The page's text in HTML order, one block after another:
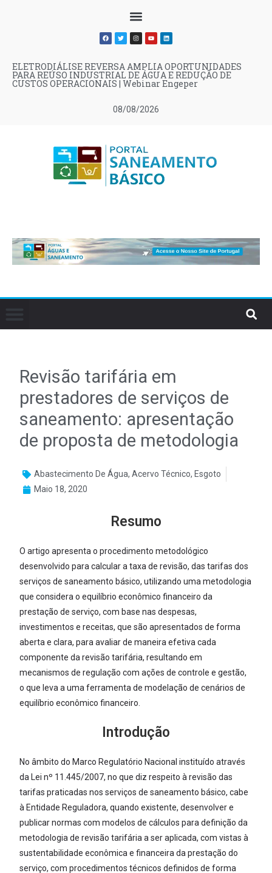
08/08/2026
ELETRODIÁLISE REVERSA AMPLIA OPORTUNIDADES
PARA REÚSO INDUSTRIAL DE ÁGUA E REDUÇÃO DE
CUSTOS OPERACIONAIS | Webinar Engeper
Revisão tarifária em
prestadores de serviços de
saneamento: apresentação
de proposta de metodologia
Abastecimento De Água,Acervo Técnico, Esgoto
Maio 18, 2020
Resumo
O artigo apresenta o procedimento metodológico
desenvolvido para calcular a taxa de revisão, das tarifas dos
serviços de saneamento básico, utilizando uma metodologia
que considera o equilíbrio econômico financeiro da
prestação de serviço, com base nas despesas,
investimentos e receitas, que são apresentados de forma
aberta e clara, para avaliar de maneira efetiva cada
componente da revisão tarifária, resultando em
mecanismos de regulação com ações de controle e gestão,
o que leva a uma ferramenta de modelação de cenários de
equilíbrio econômico financeiro.
Introdução
No âmbito do Marco Regulatório Nacional instituído através
da Lei nº 11.445/2007, no que diz respeito à revisão das
tarifas praticadas nos serviços de saneamento básico, cabe
à Entidade Reguladora, quando existente, desenvolver e
publicar normas com modelos de cálculos para definição da
metodologia de revisão tarifária a ser aplicada, com vistas à
sustentabilidade econômica e financeira da prestação do
serviço, com procedimentos técnicos definidos de forma